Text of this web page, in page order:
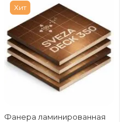
Хит
Фанера ламинированная